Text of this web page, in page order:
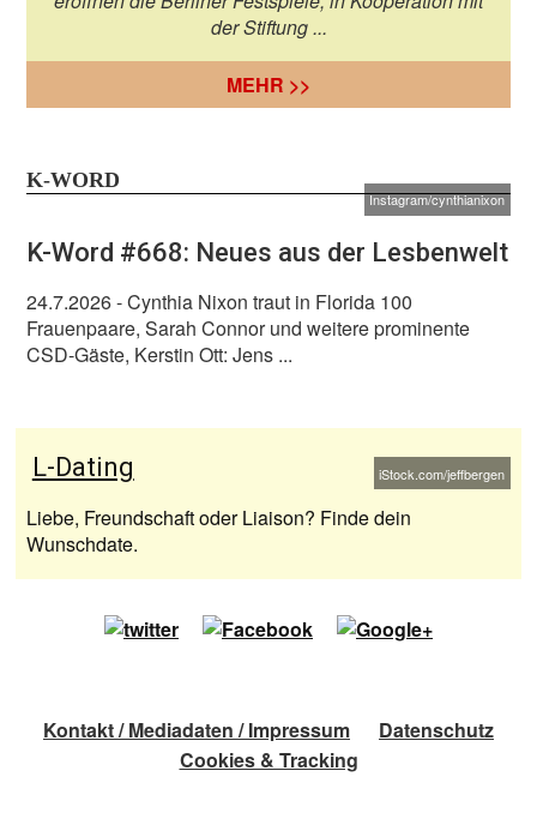
der Stiftung ...
MEHR >>
K-WORD
Instagram/cynthianixon
K-Word #668: Neues aus der Lesbenwelt
24.7.2026- Cynthia Nixon traut in Florida 100
Frauenpaare, Sarah Connor und weitere prominente
CSD-Gäste, Kerstin Ott: Jens ...
L-Dating iStock.com/jeffbergen
Liebe, Freundschaft oder Liaison? Finde dein
Wunschdate.
Kontakt / Mediadaten / Impressum
Datenschutz
Cookies & Tracking